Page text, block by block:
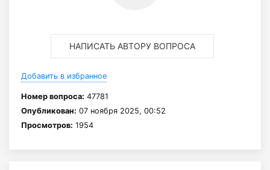
НАПИСАТЬ АВТОРУ ВОПРОСА
Добавить в избранное
Номер вопроса: 47781
Опубликован: 07 ноября 2025, 00:52
Просмотров: 1954